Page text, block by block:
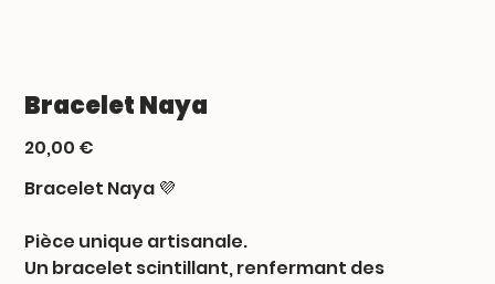
Bracelet Naya
Prix
20,00 €
Bracelet Naya 💜
Pièce unique artisanale.
Un bracelet scintillant, renfermant des